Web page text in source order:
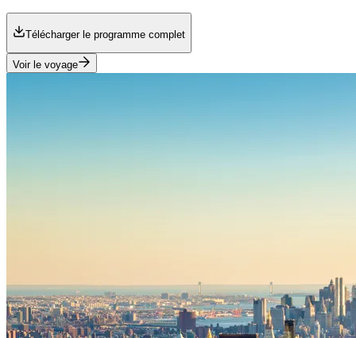
Télécharger le programme complet
Voir le voyage